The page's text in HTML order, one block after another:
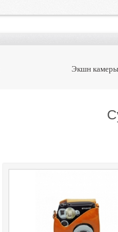
Экшн